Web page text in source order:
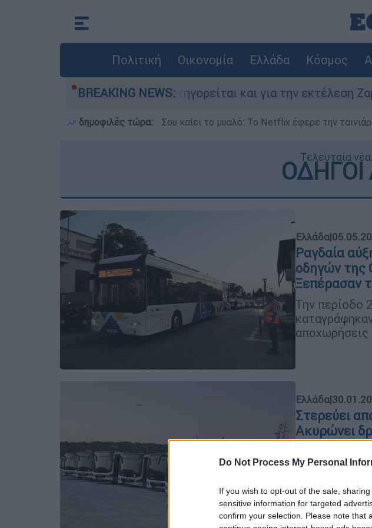
Do Not Process My Personal
If you wish to opt-out of the sale,
sensitive information for targeted
confirm your selection. Please note that
Πολιτική Οικονομία Ελλάδα Κόσμος
BREAKING NEWS:
στην Ελλάδα - Κατηγορείται και για την εκτέλεση Ζαμπούνη
δημοφιλές τώρα: Σου καίει το μυαλό: Το Netflix έφερε την
Τελευταία
Ελλάδα|
Ραγδαία
οδηγών της
Ξεπέρασαν
Την περίοδο
Ελλάδα|
Στερεύει
Ακυρώνει
έρθει νέα
είναι
Ξεμένει από
χρόνο η ΟΣΥ